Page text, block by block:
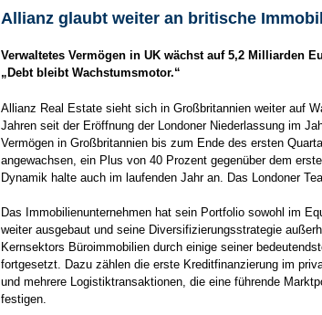
Allianz glaubt weiter an britische
Verwaltetes Vermögen in UK wächst auf 5,2 Milliarden
„Debt bleibt Wachstumsmotor.“
Allianz Real Estate sieht sich in Großbritannien weiter auf
Jahren seit der Eröffnung der Londoner Niederlassung im
Vermögen in Großbritannien bis zum Ende des ersten
angewachsen, ein Plus von 40 Prozent gegenüber dem
Dynamik halte auch im laufenden Jahr an. Das Londoner
Das Immobilienunternehmen hat sein Portfolio sowohl im
weiter ausgebaut und seine Diversifizierungsstrategie
Kernsektors Büroimmobilien durch einige seiner
fortgesetzt. Dazu zählen die erste Kreditfinanzierung im
und mehrere Logistiktransaktionen, die eine führende
festigen.